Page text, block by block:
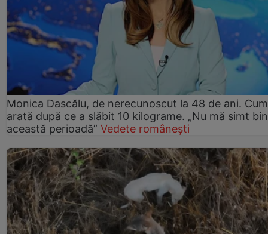
Monica Dascălu, de nerecunoscut la 48 de ani. Cum
arată după ce a slăbit 10 kilograme. „Nu mă simt
această perioadă” Vedete românești